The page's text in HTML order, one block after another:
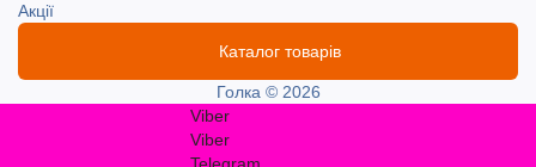
Акції
Каталог товарів
Голка © 2026
Viber
Viber